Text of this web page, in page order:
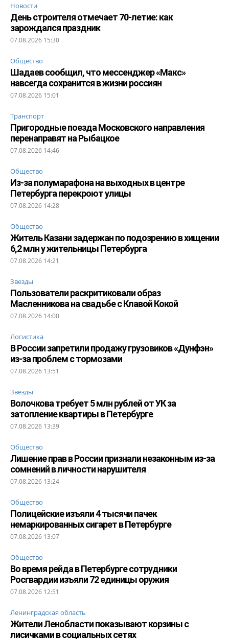
Новости
День строителя отмечает 70-летие: как
зарождался праздник
07.08.2026 15:30
Общество
Шадаев сообщил, что мессенджер «Макс»
навсегда сохранится в жизни россиян
07.08.2026 15:01
Транспорт
Пригородные поезда Московского направления
перенаправят на Рыбацкое
07.08.2026 14:46
Общество
Из-за полумарафона на выходных в центре
Петербурга перекроют улицы
07.08.2026 14:28
Общество
Житель Казани задержан по подозрению в хищении
6,2 млн у жительницы Петербурга
07.08.2026 14:21
Звезды
Пользователи раскритиковали образ
Масленникова на свадьбе с Клавой Кокой
07.08.2026 14:00
Логистика
В России запретили продажу грузовиков «Дунфэн»
из-за проблем с тормозами
07.08.2026 13:51
Звезды
Волочкова требует 5 млн рублей от УК за
затопление квартиры в Петербурге
07.08.2026 13:39
Общество
Лишение прав в России признали незаконным из-за
сомнений в личности нарушителя
07.08.2026 13:24
Общество
Полицейские изъяли 4 тысячи пачек
немаркированных сигарет в Петербурге
07.08.2026 13:07
Общество
Во время рейда в Петербурге сотрудники
Росгвардии изъяли 72 единицы оружия
07.08.2026 12:51
Ленинградская область
Жители Ленобласти показывают корзины с
лисичками в социальных сетях